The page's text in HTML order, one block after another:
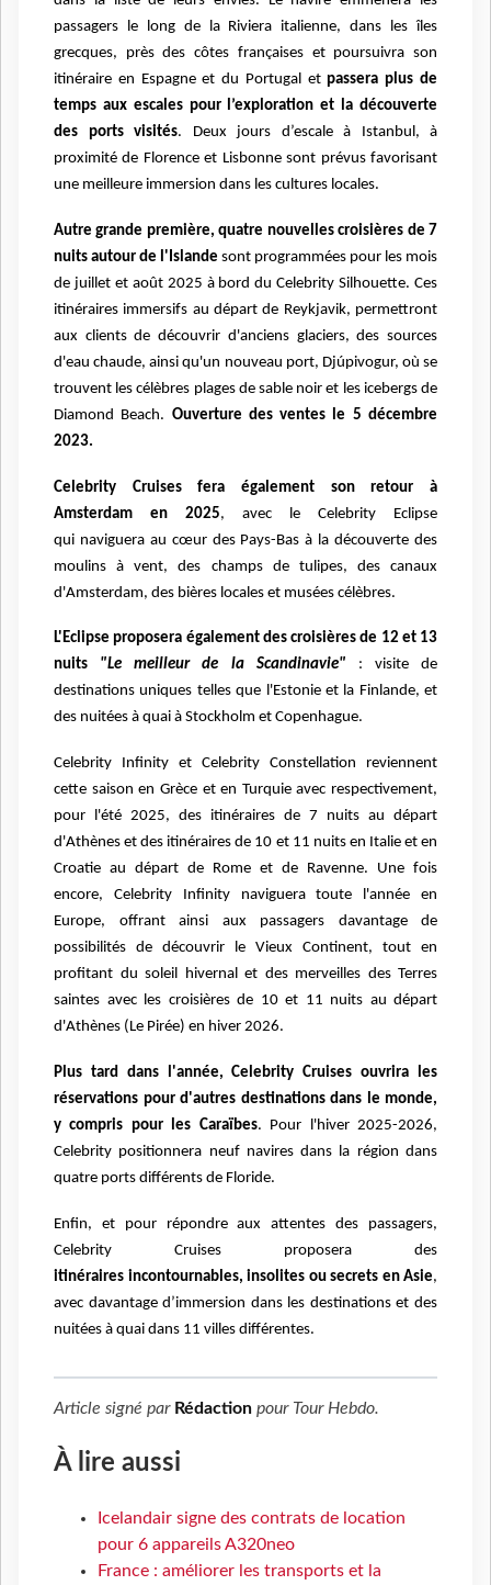
passagers le long de la Riviera italienne, dans les îles
grecques, près des côtes françaises et poursuivra son
itinéraire en Espagne et du Portugal etpassera plus de
temps aux escales pour l’exploration et la découverte
des ports visités. Deux jours d’escale à Istanbul, à
proximité de Florence et Lisbonnesont prévus favorisant
une meilleure immersion dans les cultures locales.
Autre grande première, quatre nouvelles croisières de 7
nuits autour de l'Islande sont programmées pour les mois
de juillet et août 2025 à bord du Celebrity Silhouette. Ces
itinéraires immersifs au départ de Reykjavik, permettront
aux clients de découvrir d'anciens glaciers,des sources
d'eau chaude, ainsi qu'un nouveau port, Djúpivogur, où se
trouvent les célèbres plages de sable noir et les icebergs de
Diamond Beach. Ouverture desventes le 5 décembre
2023.
Celebrity Cruises fera également son retour à
Amsterdam en 2025, avec le Celebrity Eclipse
qui naviguera au cœur des Pays-Bas à la découverte des
moulins à vent, des champs de tulipes, des canaux
d'Amsterdam, des bières locales et musées célèbres.
L'Eclipse proposera également des croisières de 12 et 13
nuits "Le meilleur de la Scandinavie" : visite de
destinations uniques telles que l'Estonie et la Finlande, et
des nuitées à quai à Stockholm et Copenhague.
Celebrity Infinity et Celebrity Constellation reviennent
cette saison en Grèce et en Turquie avec respectivement,
pour l'été 2025, des itinéraires de 7 nuits au départ
d'Athènes et des itinéraires de 10 et 11 nuits en Italie et en
Croatie au départ de Rome et de Ravenne. Une fois
encore, Celebrity Infinity naviguera toute l'année en
Europe, offrant ainsi aux passagers davantage de
possibilités de découvrir le Vieux Continent, tout en
profitant du soleil hivernal et des merveilles des Terres
saintes avec les croisières de 10 et 11 nuits au départ
d'Athènes (Le Pirée) en hiver 2026.
Plus tard dans l'année, Celebrity Cruises ouvrira les
réservations pour d'autres destinations dans le monde,
y compris pour les Caraïbes. Pour l'hiver 2025-2026,
Celebrity positionnera neuf naviresdans la région dans
quatre ports différents de Floride.
Enfin, et pour répondre aux attentes des passagers,
Celebrity Cruises proposera des
itinéraires incontournables, insolites ou secrets en Asie,
avec davantage d’immersion dans les destinationset des
nuitées à quai dans 11 villes différentes.
Article signé par Rédaction pour Tour Hebdo.
À lire aussi
Icelandair signe des contrats de location
pour 6 appareils A320neo
France : améliorer les transports et la